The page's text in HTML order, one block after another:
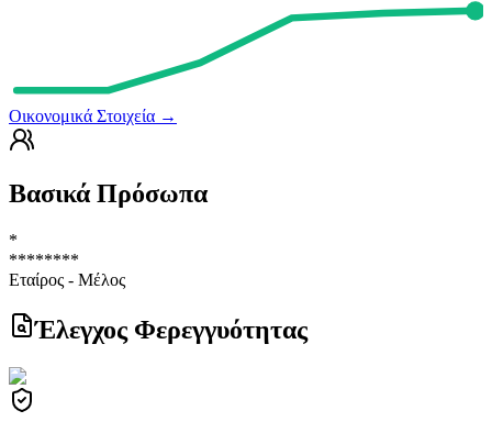
Οικονομικά Στοιχεία →
Βασικά Πρόσωπα
*
********
Εταίρος - Μέλος
Έλεγχος Φερεγγυότητας